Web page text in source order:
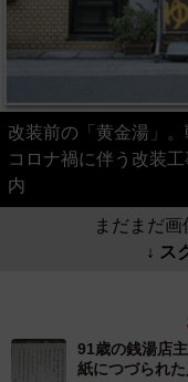
改装前の「黄金湯」
コロナ禍に伴う改装
内
まだまだ画
↓ ス
91歳の銭湯店
紙につづられ